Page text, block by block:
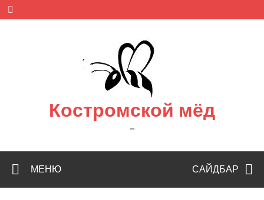
Skip
content
Костромской мёд
=
САЙДБАР
МЕНЮ